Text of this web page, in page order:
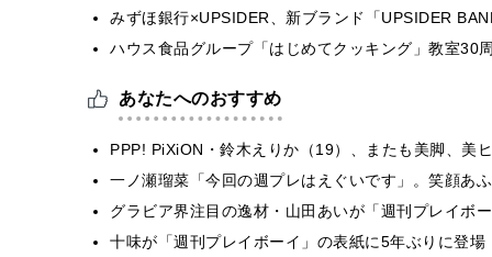
みずほ銀行×UPSIDER、新ブランド「UPSIDER
ハウス食品グループ「はじめてクッキング」教室
あなたへのおすすめ
PPP! PiXiON・鈴木えりか（19）、またも美脚、美
一ノ瀬瑠菜「今回の週プレはえぐいです」。笑顔あ
グラビア界注目の逸材・山田あいが「週刊プレイボ
十味が「週刊プレイボーイ」の表紙に5年ぶりに登